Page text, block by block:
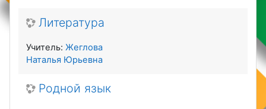
Литература
Учитель: Жеглова
Наталья Юрьевна
Родной язык